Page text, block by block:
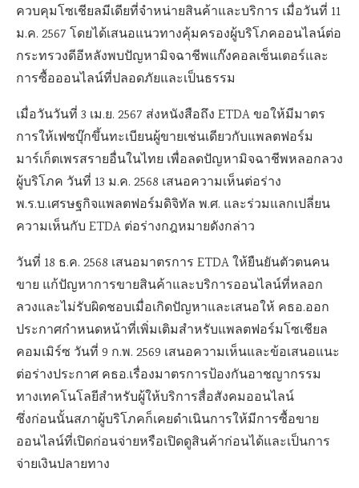
ควบคุมโซเชียลมีเดียที่จำหน่ายสินค้าและบริการ เมื่อวันที่ 11
ม.ค. 2567 โดยได้เสนอแนวทางคุ้มครองผู้บริโภคออนไลน์ต่อ
กระทรวงดีอีหลังพบปัญหามิจฉาชีพแก๊งคอลเซ็นเตอร์และ
การซื้อออนไลน์ที่ปลอดภัยและเป็นธรรม
เมื่อวันวันที่ 3 เม.ย. 2567 ส่งหนังสือถึง ETDA ขอให้มีมาตร
การให้เฟซบุ๊กขึ้นทะเบียนผู้ขายเช่นเดียวกับแพลตฟอร์ม
มาร์เก็ตเพรสรายอื่นในไทย เพื่อลดปัญหามิจฉาชีพหลอกลวง
ผู้บริโภค วันที่ 13 ม.ค. 2568 เสนอความเห็นต่อร่าง
พ.ร.บ.เศรษฐกิจแพลตฟอร์มดิจิทัล พ.ศ. และร่วมแลกเปลี่ยน
ความเห็นกับ ETDA ต่อร่างกฎหมายดังกล่าว
วันที่ 18 ธ.ค. 2568 เสนอมาตรการ ETDA ให้ยืนยันตัวตนคน
ขาย แก้ปัญหาการขายสินค้าและบริการออนไลน์ที่หลอก
ลวงและไม่รับผิดชอบเมื่อเกิดปัญหาและเสนอให้ คธอ.ออก
ประกาศกำหนดหน้าที่เพิ่มเติมสำหรับแพลตฟอร์มโซเชียล
คอมเมิร์ซ วันที่ 9 ก.พ. 2569 เสนอความเห็นและข้อเสนอแนะ
ต่อร่างประกาศ คธอ.เรื่องมาตรการป้องกันอาชญากรรม
ทางเทคโนโลยีสำหรับผู้ให้บริการสื่อสังคมออนไลน์
ซึ่งก่อนนั้นสภาผู้บริโภคก็เคยดำเนินการให้มีการซื้อขาย
ออนไลน์ที่เปิดก่อนจ่ายหรือเปิดดูสินค้าก่อนได้และเป็นการ
จ่ายเงินปลายทาง